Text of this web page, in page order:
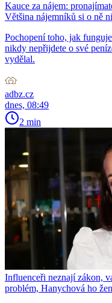
Kauce za nájem:
Většina nájemníků si o ně
Pochopení toho, jak
nikdy nepřijdete o své
vydělal.
adbz.cz
dnes, 08:49
2 min
Influenceři neznají zákon,
problém, Hanychová ho